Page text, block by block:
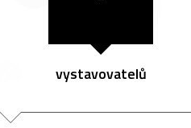
vystavovatelů